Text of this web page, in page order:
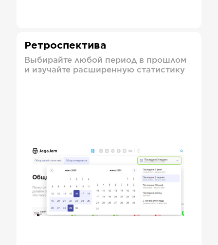
Ретроспектива
Выбирайте любой период в прошлом
и изучайте расширенную статистику